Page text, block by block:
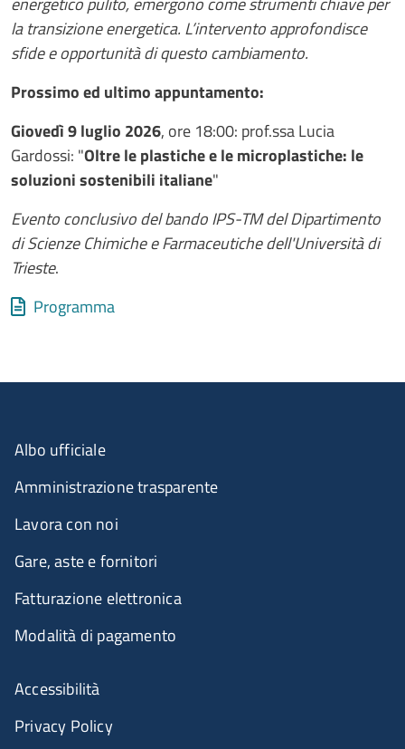
la transizione energetica. L’intervento approfondisce
sfide e opportunità di questo cambiamento.
Prossimo ed ultimo appuntamento:
Giovedì 9 luglio 2026, ore 18:00: prof.ssa Lucia
Gardossi: "Oltre le plastiche e le microplastiche: le
soluzioni sostenibili italiane"
Evento conclusivo del bando IPS-TM del Dipartimento
di Scienze Chimiche e Farmaceutiche dell'Università di
Trieste.
Allegati
Document
Programma
Albo ufficiale
Amministrazione trasparente
Lavora con noi
Gare, aste e fornitori
Fatturazione elettronica
Modalità di pagamento
Accessibilità
Privacy Policy